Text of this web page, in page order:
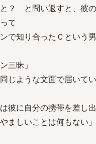
？ と問い返すと、彼
て
ンで知り合ったＣという
三昧」
じような文面で届いてい
彼に自分の携帯を差し出
ましいことは何もない」